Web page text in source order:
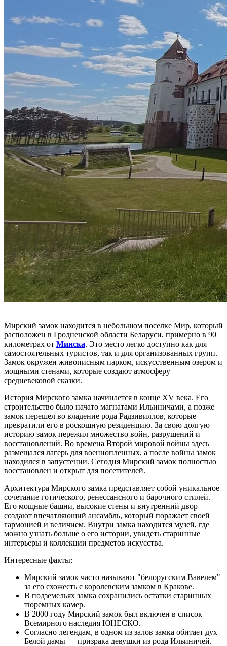
Мирский замок находится в небольшом поселке Мир, который
расположен в Гродненской области Беларуси, примерно в 90
километрах от Минска. Это место легко доступно как для
самостоятельных туристов, так и для организованных групп.
Замок окружен живописным парком, искусственным озером и
мощными стенами, которые создают атмосферу
средневековой сказки.
История Мирского замка начинается в конце XV века. Его
строительство было начато магнатами Ильиничами, а позже
замок перешел во владение рода Радзивиллов, которые
превратили его в роскошную резиденцию. За свою долгую
историю замок пережил множество войн, разрушений и
восстановлений. Во времена Второй мировой войны здесь
размещался лагерь для военнопленных, а после войны замок
находился в запустении. Сегодня Мирский замок полностью
восстановлен и открыт для посетителей.
Архитектура Мирского замка представляет собой уникальное
сочетание готического, ренессансного и барочного стилей.
Его мощные башни, высокие стены и внутренний двор
создают впечатляющий ансамбль, который поражает своей
гармонией и величием. Внутри замка находится музей, где
можно узнать больше о его истории, увидеть старинные
интерьеры и коллекции предметов искусства.
Интересные факты:
Мирский замок часто называют "белорусским Вавелем"
за его схожесть с королевским замком в Кракове.
В подземельях замка сохранились остатки старинных
тюремных камер.
В 2000 году Мирский замок был включен в список
Всемирного наследия ЮНЕСКО.
Согласно легендам, в одном из залов замка обитает дух
Белой дамы — призрака девушки из рода Ильиничей.